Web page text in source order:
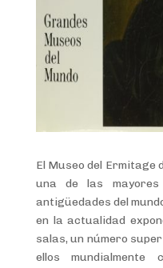
El Museo del Ermitage
una de las
antigüedades del
en la actualidad
salas, un número
ellos